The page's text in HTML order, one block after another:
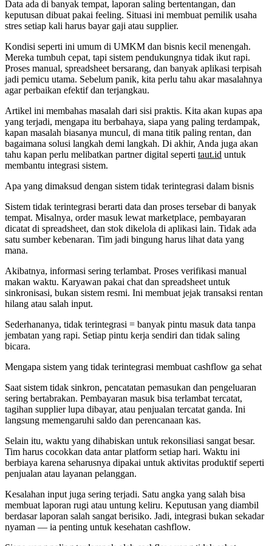
Data ada di banyak tempat, laporan saling bertentangan, dan
keputusan dibuat pakai feeling. Situasi ini membuat pemilik usaha
stres setiap kali harus bayar gaji atau supplier.
Kondisi seperti ini umum di UMKM dan bisnis kecil menengah.
Mereka tumbuh cepat, tapi sistem pendukungnya tidak ikut rapi.
Proses manual, spreadsheet bersarang, dan banyak aplikasi terpisah
jadi pemicu utama. Sebelum panik, kita perlu tahu akar masalahnya
agar perbaikan efektif dan terjangkau.
Artikel ini membahas masalah dari sisi praktis. Kita akan kupas apa
yang terjadi, mengapa itu berbahaya, siapa yang paling terdampak,
kapan masalah biasanya muncul, di mana titik paling rentan, dan
bagaimana solusi langkah demi langkah. Di akhir, Anda juga akan
tahu kapan perlu melibatkan partner digital seperti taut.id untuk
membantu integrasi sistem.
Apa yang dimaksud dengan sistem tidak terintegrasi dalam bisnis
Sistem tidak terintegrasi berarti data dan proses tersebar di banyak
tempat. Misalnya, order masuk lewat marketplace, pembayaran
dicatat di spreadsheet, dan stok dikelola di aplikasi lain. Tidak ada
satu sumber kebenaran. Tim jadi bingung harus lihat data yang
mana.
Akibatnya, informasi sering terlambat. Proses verifikasi manual
makan waktu. Karyawan pakai chat dan spreadsheet untuk
sinkronisasi, bukan sistem resmi. Ini membuat jejak transaksi rentan
hilang atau salah input.
Sederhananya, tidak terintegrasi = banyak pintu masuk data tanpa
jembatan yang rapi. Setiap pintu kerja sendiri dan tidak saling
bicara.
Mengapa sistem yang tidak terintegrasi membuat cashflow ga sehat
Saat sistem tidak sinkron, pencatatan pemasukan dan pengeluaran
sering bertabrakan. Pembayaran masuk bisa terlambat tercatat,
tagihan supplier lupa dibayar, atau penjualan tercatat ganda. Ini
langsung memengaruhi saldo dan perencanaan kas.
Selain itu, waktu yang dihabiskan untuk rekonsiliasi sangat besar.
Tim harus cocokkan data antar platform setiap hari. Waktu ini
berbiaya karena seharusnya dipakai untuk aktivitas produktif seperti
penjualan atau layanan pelanggan.
Kesalahan input juga sering terjadi. Satu angka yang salah bisa
membuat laporan rugi atau untung keliru. Keputusan yang diambil
berdasar laporan salah sangat berisiko. Jadi, integrasi bukan sekadar
nyaman — ia penting untuk kesehatan cashflow.